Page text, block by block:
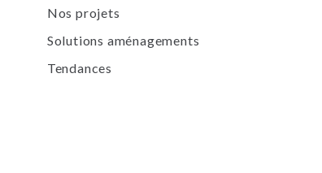
Nos projets
Solutions aménagements
Tendances